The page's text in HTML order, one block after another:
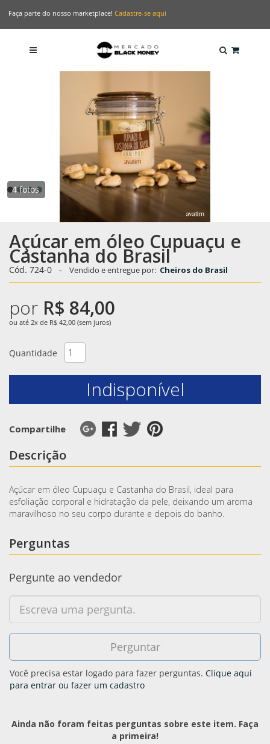
Faça parte do nosso marketplace! Cadastre-se aqui
4 fotos
Açúcar em óleo Cupuaçu e
Castanha do Brasil
Cód. 724-0 - Vendido e entregue por: Cheiros do Brasil
por R$ 84,00
ou até 2x de R$ 42,00 (sem juros)
Quantidade
Indisponível
Compartilhe
Descrição
Açúcar em óleo Cupuaçu e Castanha do Brasil, ideal para
esfoliação corporal e hidratação da pele, deixando um aroma
maravilhoso no seu corpo durante e depois do banho.
Perguntas
Pergunte ao vendedor
Você precisa estar logado para fazer perguntas. Clique aqui
para entrar ou fazer um cadastro
Ainda não foram feitas perguntas sobre este item. Faça
a primeira!